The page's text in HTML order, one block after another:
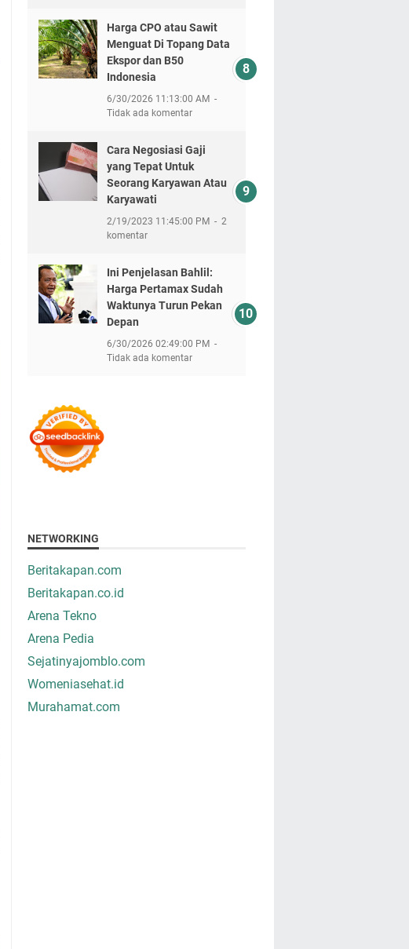
Harga CPO atau Sawit
Menguat Di Topang Data
Ekspor dan B50
Indonesia
6/30/2026 11:13:00 AM
Tidak ada komentar
Cara Negosiasi Gaji
yang Tepat Untuk
Seorang Karyawan Atau
Karyawati
2/19/2023 11:45:00 PM
2
komentar
Ini Penjelasan Bahlil:
Harga Pertamax Sudah
Waktunya Turun Pekan
Depan
6/30/2026 02:49:00 PM
Tidak ada komentar
NETWORKING
Beritakapan.com
Beritakapan.co.id
Arena Tekno
Arena Pedia
Sejatinyajomblo.com
Womeniasehat.id
Murahamat.com